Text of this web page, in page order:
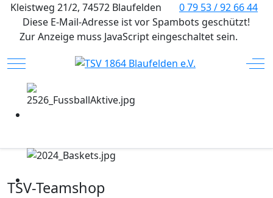
Kleistweg 21/2, 74572 Blaufelden
0 79 53 / 92 66 44
Diese E-Mail-Adresse ist vor Spambots geschützt!
Zur Anzeige muss JavaScript eingeschaltet sein.
Mobile Menu Toggle
TSV-Teamshop